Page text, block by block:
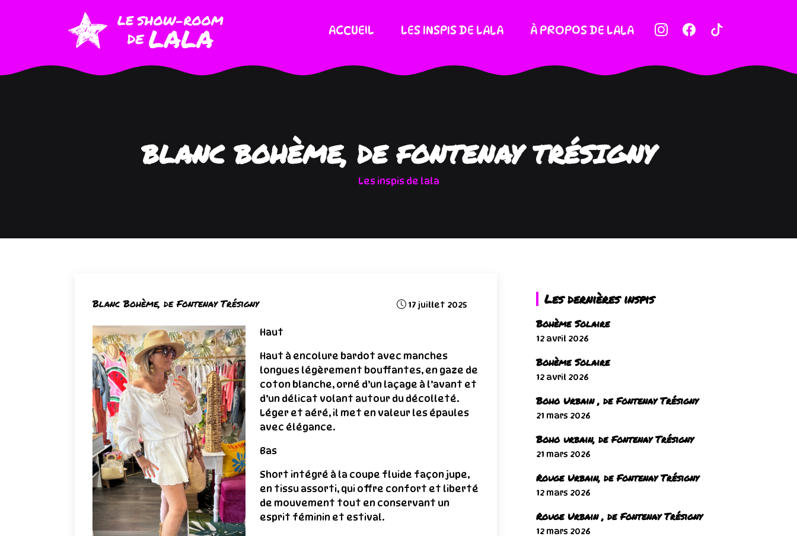
ACCUEIL LES INSPIS DE LALA À PROPOS DE LALA
BLANC BOHÈME, DE FONTENAY TRÉSIGNY
Les inspis de lala
Blanc Bohème, de Fontenay Trésigny 17 juillet 2025
Haut
Haut à encolure bardot avec manches
longues légèrement bouffantes, en gaze de
coton blanche, orné d’un laçage à l’avant et
d’un délicat volant autour du décolleté.
Léger et aéré, il met en valeur les épaules
avec élégance.
Bas
Short intégré à la coupe fluide façon jupe,
en tissu assorti, qui offre confort et liberté
de mouvement tout en conservant un
esprit féminin et estival.
Les dernières inspis
Bohème Solaire
12 avril 2026
Bohème Solaire
12 avril 2026
Boho Urbain , de Fontenay Trésigny
21 mars 2026
Boho urbain, de Fontenay Trésigny
21 mars 2026
Rouge Urbain, de Fontenay Trésigny
12 mars 2026
Rouge Urbain , de Fontenay Trésigny
12 mars 2026